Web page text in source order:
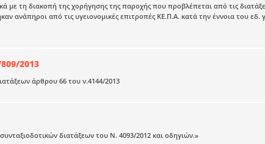
με τη διακοπή της χορήγησης της παροχής που προβλέπεται από τις
ανάπηροι από τις υγειονομικές επιτροπές ΚΕ.Π.Α. κατά την έννοια του
2013
άρθρου 66 του ν.4144/2013
διατάξεων του Ν. 4093/2012 και οδηγιών.»